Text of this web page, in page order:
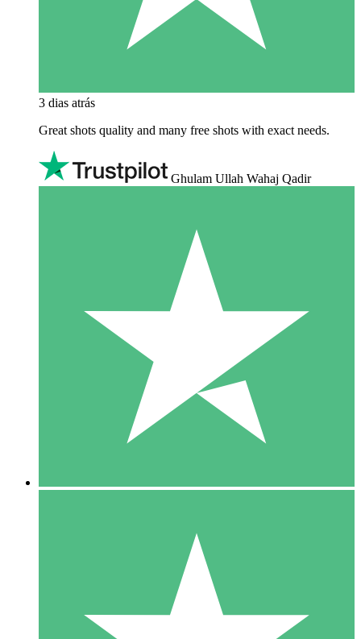
3 dias atrás
Great shots quality and many free shots with exact needs.
Ghulam Ullah Wahaj Qadir